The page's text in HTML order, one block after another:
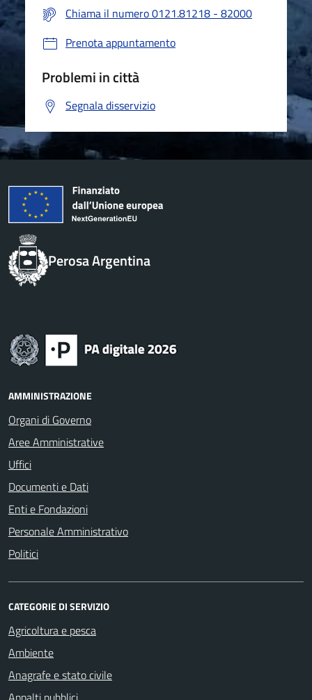
Chiama il numero 0121.81218 - 82000
Prenota appuntamento
Problemi in città
Segnala disservizio
Perosa Argentina
AMMINISTRAZIONE
Organi di Governo
Aree Amministrative
Uffici
Documenti e Dati
Enti e Fondazioni
Personale Amministrativo
Politici
CATEGORIE DI SERVIZIO
Agricoltura e pesca
Ambiente
Anagrafe e stato civile